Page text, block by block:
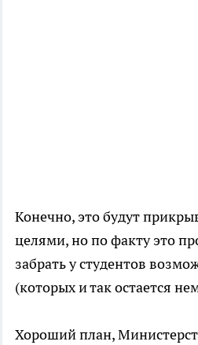
Конечно, это будут
целями, но по факту это
забрать у студентов
(которых и так остается
Хороший план,